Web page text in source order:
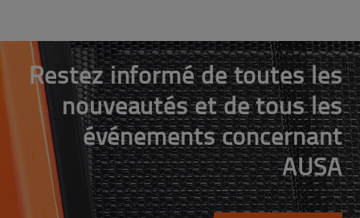
Restez informé de toutes les
nouveautés et de tous les
événements concernant
AUSA